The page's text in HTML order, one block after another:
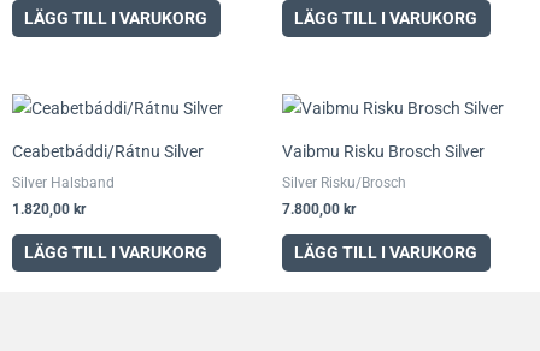
LÄGG TILL I VARUKORG LÄGG TILL I VARUKORG
Ceabetbáddi/Rátnu Silver
Silver Halsband
1.820,00 kr
LÄGG TILL I VARUKORG
Vaibmu Risku Brosch Silver
Silver Risku/Brosch
7.800,00 kr
LÄGG TILL I VARUKORG